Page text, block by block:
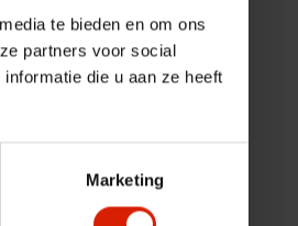
te bieden en om ons
partners voor social
die u aan ze heeft
Marketing